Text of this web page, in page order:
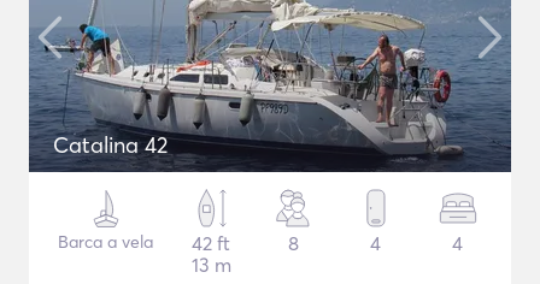
Catalina 42
Barca a vela
42 ft
13 m
8 4 4